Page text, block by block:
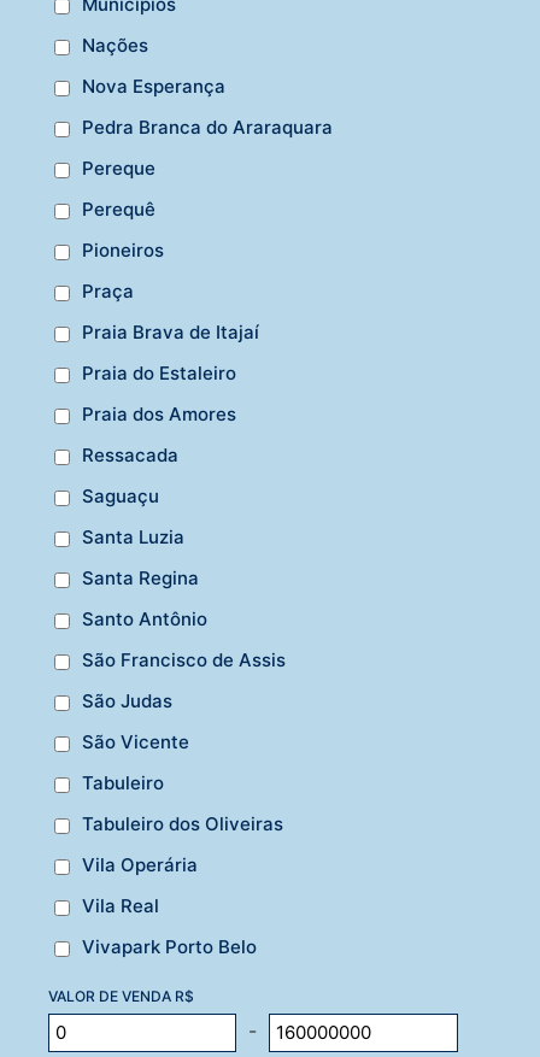
Nações
Nova Esperança
Pedra Branca do Araraquara
Pereque
Perequê
Pioneiros
Praça
Praia Brava de Itajaí
Praia do Estaleiro
Praia dos Amores
Ressacada
Saguaçu
Santa Luzia
Santa Regina
Santo Antônio
São Francisco de Assis
São Judas
São Vicente
Tabuleiro
Tabuleiro dos Oliveiras
Vila Operária
Vila Real
Vivapark Porto Belo
VALOR DE VENDA R$
-